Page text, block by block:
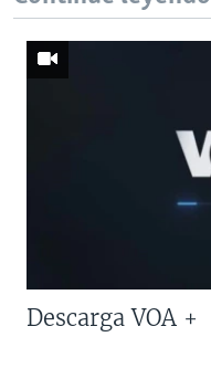
Descarga VOA +